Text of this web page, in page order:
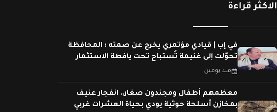
الاكثر قراءة
في إب | قيادي مؤتمري يخرج عن صمته : المحافظة
تحوّلت إلى غنيمة تُستباح تحت يافطة الاستثمار
منذ يومين
معظمهم أطفال ومجندون صغار.. انفجار عنيف
بمخازن أسلحة حوثية يودي بحياة العشرات غربي